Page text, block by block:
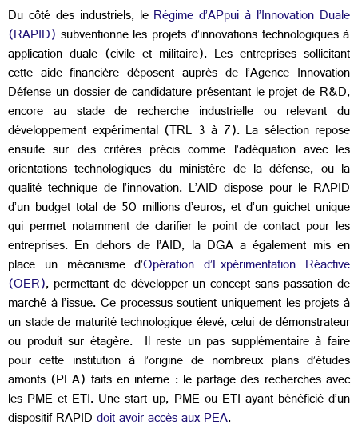
Du côté des industriels, le Régime d’APpui à l’Innovation Duale
(RAPID) subventionne les projets d’innovations technologiques à
application duale (civile et militaire). Les entreprises sollicitant
cette aide financière déposent auprès de l’Agence Innovation
Défense un dossier de candidature présentant le projet de R&D,
encore au stade de recherche industrielle ou relevant du
développement expérimental (TRL 3 à 7). La sélection repose
ensuite sur des critères précis comme l’adéquation avec les
orientations technologiques du ministère de la défense, ou la
qualité technique de l’innovation. L’AID dispose pour le RAPID
d’un budget total de 50 millions d’euros, et d’un guichet unique
qui permet notamment de clarifier le point de contact pour les
entreprises. En dehors de l’AID, la DGA a également mis en
place un mécanisme d’Opération d’Expérimentation Réactive
(OER), permettant de développer un concept sans passation de
marché à l’issue. Ce processus soutient uniquement les projets à
un stade de maturité technologique élevé, celui de démonstrateur
ou produit sur étagère. Il reste un pas supplémentaire à faire
pour cette institution à l’origine de nombreux plans d’études
amonts (PEA) faits en interne : le partage des recherches avec
les PME et ETI. Une start-up, PME ou ETI ayant bénéficié d’un
dispositif RAPIDdoit avoir accès aux PEA.